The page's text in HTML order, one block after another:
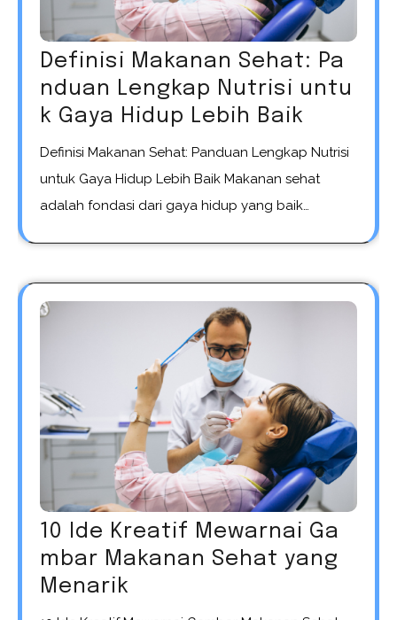
Definisi Makanan Sehat: Pa
nduan Lengkap Nutrisi untu
k Gaya Hidup Lebih Baik
Definisi Makanan Sehat: Panduan Lengkap Nutrisi
untuk Gaya Hidup Lebih Baik Makanan sehat
adalah fondasi dari gaya hidup yang baik…
10 Ide Kreatif Mewarnai Ga
mbar Makanan Sehat yang
Menarik